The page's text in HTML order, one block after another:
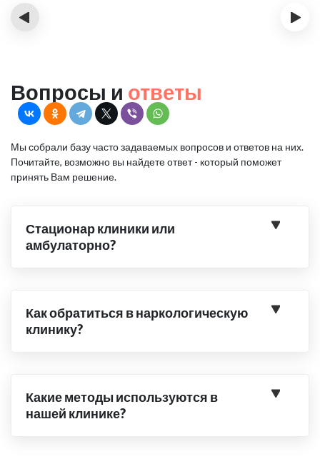
‹ ›
Вопросы и ответы
Мы собрали базу часто задаваемых вопросов и ответов на них.
Почитайте, возможно вы найдете ответ - который поможет
принять Вам решение.
Стационар клиники или
амбулаторно?
Как обратиться в наркологическую
клинику?
Какие методы используются в
нашей клинике?